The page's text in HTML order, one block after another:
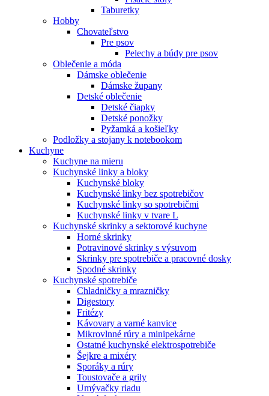
Taburetky
Hobby
Chovateľstvo
Pre psov
Pelechy a búdy pre psov
Oblečenie a móda
Dámske oblečenie
Dámske župany
Detské oblečenie
Detské čiapky
Detské ponožky
Pyžamká a košieľky
Podložky a stojany k notebookom
Kuchyne
Kuchyne na mieru
Kuchynské linky a bloky
Kuchynské bloky
Kuchynské linky bez spotrebičov
Kuchynské linky so spotrebičmi
Kuchynské linky v tvare L
Kuchynské skrinky a sektorové kuchyne
Horné skrinky
Potravinové skrinky s výsuvom
Skrinky pre spotrebiče a pracovné dosky
Spodné skrinky
Kuchynské spotrebiče
Chladničky a mrazničky
Digestory
Fritézy
Kávovary a varné kanvice
Mikrovlnné rúry a minipekárne
Ostatné kuchynské elektrospotrebiče
Šejkre a mixéry
Sporáky a rúry
Toustovače a grily
Umývačky riadu